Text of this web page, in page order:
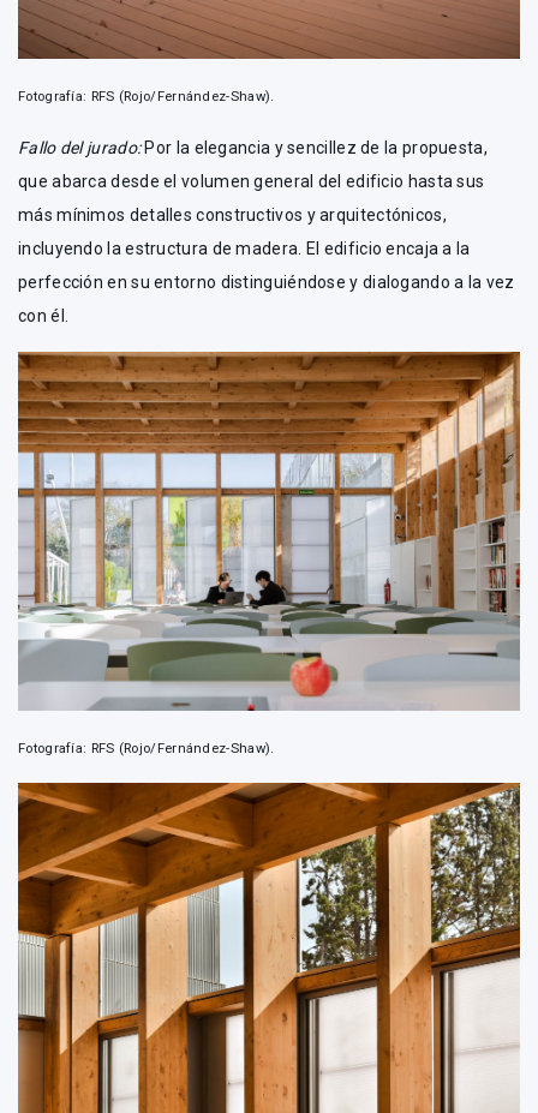
Fotografía: RFS (Rojo/Fernández-Shaw).
Fallo del jurado:Por la elegancia y sencillez de la propuesta,
que abarca desde el volumen general del edificio hasta sus
más mínimos detalles constructivos y arquitectónicos,
incluyendo la estructura de madera. El edificio encaja a la
perfección en su entorno distinguiéndose y dialogando a la vez
con él.
Fotografía: RFS (Rojo/Fernández-Shaw).